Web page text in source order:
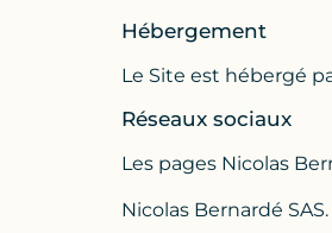
Hébergement
Le Site est hébergé
Réseaux sociaux
Les pages Nicolas
Nicolas Bernardé SAS.